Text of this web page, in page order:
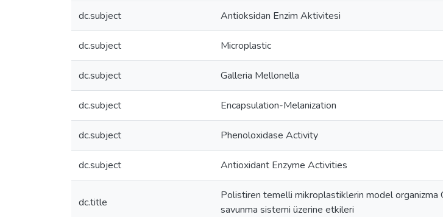
dc.subject Antioksidan Enzim Aktivitesi
dc.subject Microplastic
dc.subject Galleria Mellonella
dc.subject Encapsulation-Melanization
dc.subject Phenoloxidase Activity
dc.subject Antioxidant Enzyme Activities
dc.title
Polistiren temelli mikroplastiklerin model organizma
savunma sistemi üzerine etkileri